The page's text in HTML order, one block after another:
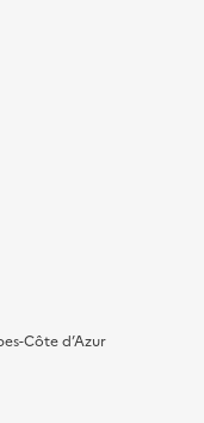
Côte d’Azur